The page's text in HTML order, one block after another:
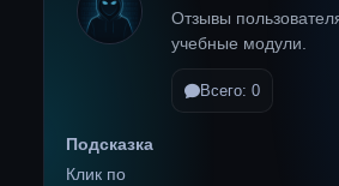
Отзывы
учебные модули.
Всего: 0
Подсказка
Клик по